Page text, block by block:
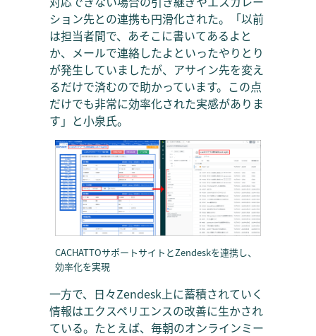
ション先との連携も円滑化された。「以前
は担当者間で、あそこに書いてあるよと
か、メールで連絡したよといったやりとり
が発生していましたが、アサイン先を変え
るだけで済むので助かっています。この点
だけでも非常に効率化された実感がありま
す」と小泉氏。
CACHATTOサポートサイトとZendeskを連携し、
効率化を実現
一方で、日々Zendesk上に蓄積されていく
情報はエクスペリエンスの改善に生かされ
ている。たとえば、毎朝のオンラインミー